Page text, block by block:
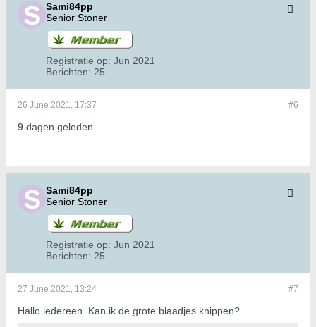
Sami84pp
Senior Stoner
Registratie op: Jun 2021
Berichten: 25
#6
26 June 2021, 17:37
9 dagen geleden
Sami84pp
Senior Stoner
Registratie op: Jun 2021
Berichten: 25
#7
27 June 2021, 13:24
Hallo iedereen. Kan ik de grote blaadjes knippen?